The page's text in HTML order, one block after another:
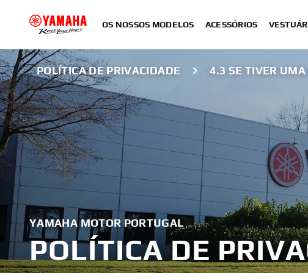
OS NOSSOS MODELOS ACESSÓRIOS
POLÍTICA DE PRIVACIDADE 4.3 SE TIVER
YAMAHA MOTOR PORTUGAL
POLÍTICA DE